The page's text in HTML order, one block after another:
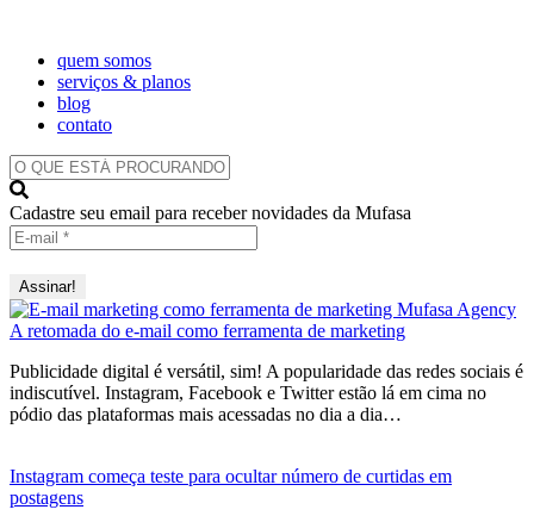
quem somos
serviços & planos
blog
contato
O
QUE
ESTÁ
PROCURANDO?
Cadastre seu email para receber novidades da Mufasa
A retomada do e-mail como ferramenta de marketing
Publicidade digital é versátil, sim! A popularidade das redes sociais é
indiscutível. Instagram, Facebook e Twitter estão lá em cima no
pódio das plataformas mais acessadas no dia a dia…
Instagram começa teste para ocultar número de curtidas em
postagens